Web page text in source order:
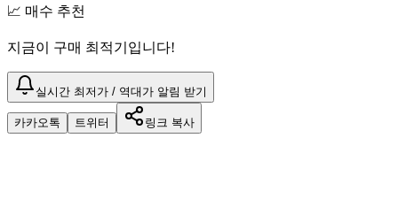
📈 매수 추천
지금이 구매 최적기입니다!
실시간 최저가 / 역대가 알림 받기
카카오톡 트위터 링크 복사